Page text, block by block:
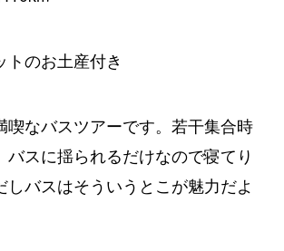
のお土産付き
喫なバスツアーです。若干集合時
バスに揺られるだけなので寝てり
しバスはそういうとこが魅力だよ